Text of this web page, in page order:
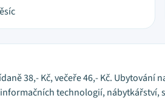
38,- Kč, večeře 46,- Kč.
technologií, nábytkářství,